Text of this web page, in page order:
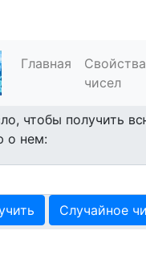
Главная
Свойства
чисел
чтобы получить
о нем:
Случайное